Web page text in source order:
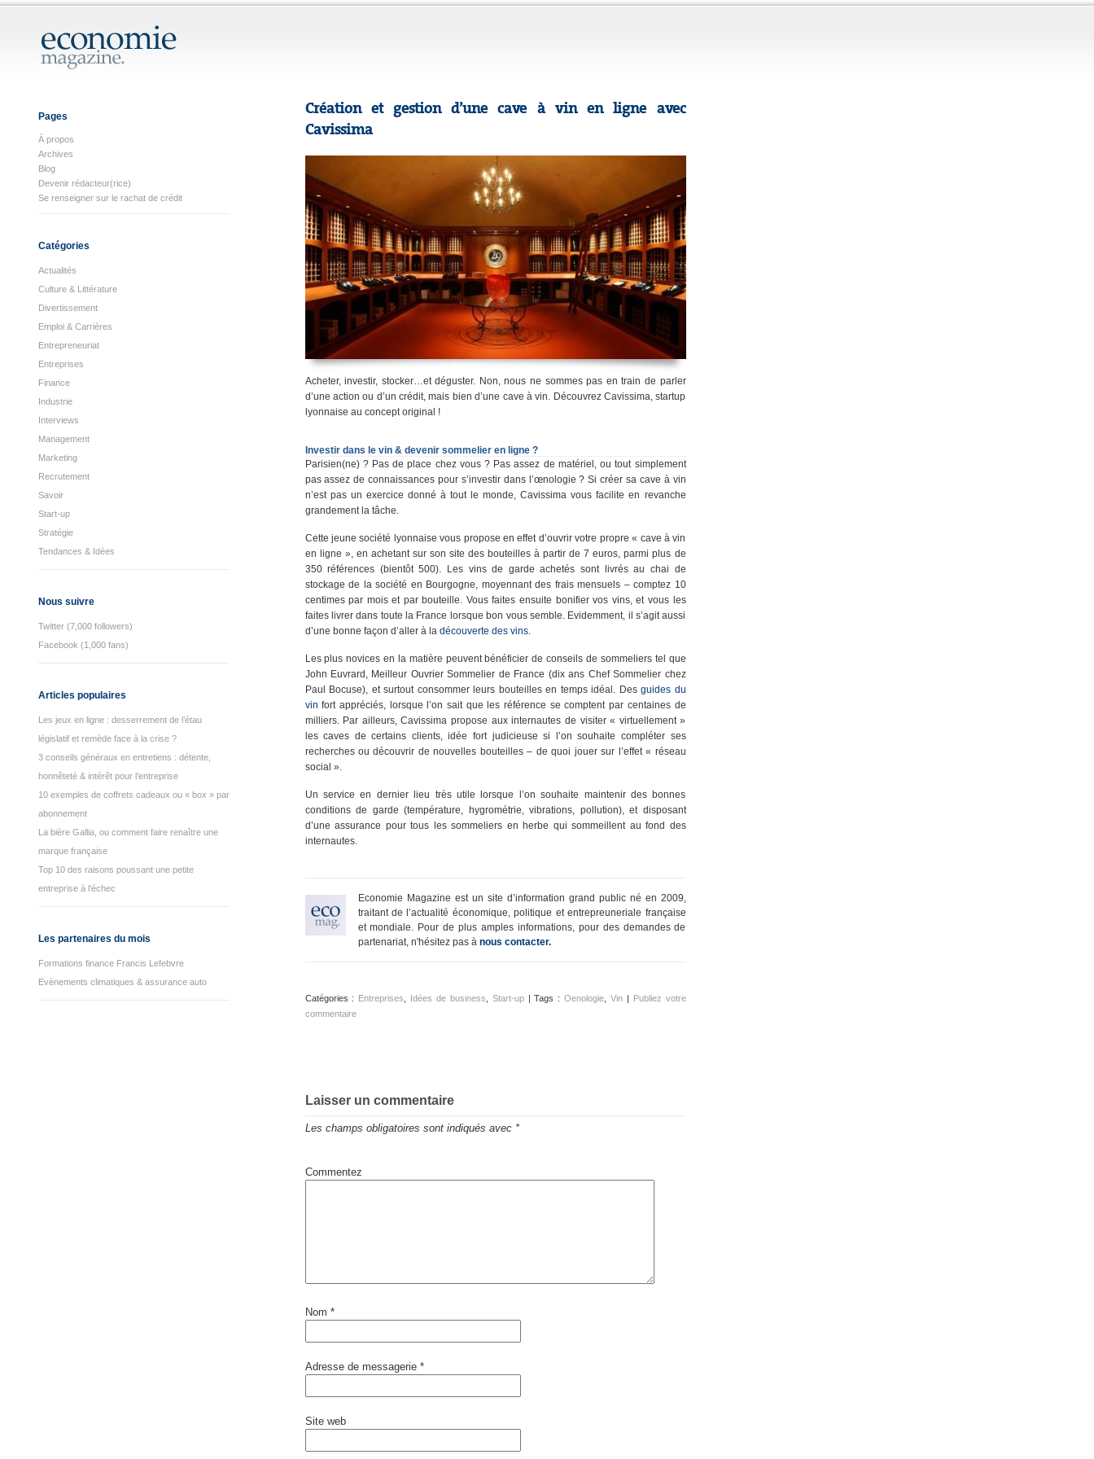
Pages
À propos
Archives
Blog
Devenir rédacteur(rice)
Se renseigner sur le rachat de crédit
Catégories
Actualités
Culture & Littérature
Divertissement
Emploi & Carrières
Entrepreneuriat
Entreprises
Finance
Industrie
Interviews
Management
Marketing
Recrutement
Savoir
Start-up
Stratégie
Tendances & Idées
Nous suivre
Twitter (7,000 followers)
Facebook (1,000 fans)
Articles populaires
Les jeux en ligne : desserrement de l’étau
législatif et remède face à la crise ?
3 conseils généraux en entretiens : détente,
honnêteté & intérêt pour l’entreprise
10 exemples de coffrets cadeaux ou « box » par
abonnement
La bière Gallia, ou comment faire renaître une
marque française
Top 10 des raisons poussant une petite
entreprise à l’échec
Les partenaires du mois
Formations finance Francis Lefebvre
Evènements climatiques & assurance auto
Création et gestion d’une cave à vin en ligne avec
Cavissima
Acheter, investir, stocker…et déguster. Non, nous ne sommes pas en train de parler
d’une action ou d’un crédit, mais bien d’une cave à vin. Découvrez Cavissima, startup
lyonnaise au concept original !
Investir dans le vin& devenir sommelier en ligne ?
Parisien(ne) ? Pas de place chez vous ? Pas assez de matériel, ou tout simplement
pas assez de connaissances pour s’investir dans l’œnologie ? Si créer sa cave à vin
n’est pas un exercice donné à tout le monde, Cavissima vous facilite en revanche
grandement la tâche.
Cette jeune société lyonnaise vous propose en effet d’ouvrir votre propre « cave à vin
en ligne », en achetant sur son site des bouteilles à partir de 7 euros, parmi plus de
350 références (bientôt 500). Les vins de garde achetés sont livrés au chai de
stockage de la société en Bourgogne, moyennant des frais mensuels – comptez 10
centimes par mois et par bouteille. Vous faites ensuite bonifier vos vins, et vous les
faites livrer dans toute la France lorsque bon vous semble. Evidemment, il s’agit aussi
d’une bonne façon d’aller à la découverte des vins.
Les plus novices en la matière peuvent bénéficier de conseils de sommeliers tel que
John Euvrard, Meilleur Ouvrier Sommelier de France (dix ans Chef Sommelier chez
Paul Bocuse), et surtout consommer leurs bouteilles en temps idéal. Des guides du
vin fort appréciés, lorsque l’on sait que les référence se comptent par centaines de
milliers. Par ailleurs, Cavissima propose aux internautes de visiter « virtuellement »
les caves de certains clients, idée fort judicieuse si l’on souhaite compléter ses
recherches ou découvrir de nouvelles bouteilles – de quoi jouer sur l’effet « réseau
social ».
Un service en dernier lieu très utile lorsque l’on souhaite maintenir des bonnes
conditions de garde (température, hygrométrie, vibrations, pollution), et disposant
d’une assurance pour tous les sommeliers en herbe qui sommeillent au fond des
internautes.
Economie Magazine est un site d’information grand public né en 2009,
traitant de l’actualité économique, politique et entrepreuneriale française
et mondiale. Pour de plus amples informations, pour des demandes de
partenariat, n'hésitez pas à nous contacter.
Catégories : Entreprises Idées de business Start-up| Tags :Oenologie Vin| Publiez votre
commentaire
Laisser un commentaire
Les champs obligatoires sont indiqués avec *
Commentez
Nom *
Adresse de messagerie *
Site web